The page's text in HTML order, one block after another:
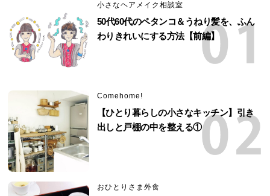
小さなヘアメイク相談室
50代60代のペタンコ＆うねり髪を、ふん
わりきれいにする方法【前編】
Comehome!
【ひとり暮らしの小さなキッチン】引き
出しと戸棚の中を整える①
おひとりさま外食